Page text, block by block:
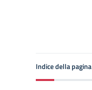
Indice della pagina